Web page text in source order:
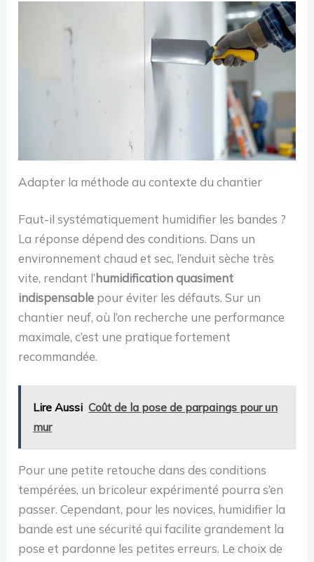
Adapter la méthode au contexte du chantier
Faut-il systématiquement humidifier les bandes ?
La réponse dépend des conditions. Dans un
environnement chaud et sec, l’enduit sèche très
vite, rendant l’humidification quasiment
indispensable pour éviter les défauts. Sur un
chantier neuf, où l’on recherche une performance
maximale, c’est une pratique fortement
recommandée.
Lire Aussi Coût de la pose de parpaings pour un
mur
Pour une petite retouche dans des conditions
tempérées, un bricoleur expérimenté pourra s’en
passer. Cependant, pour les novices, humidifier la
bande est une sécurité qui facilite grandement la
pose et pardonne les petites erreurs. Le choix de